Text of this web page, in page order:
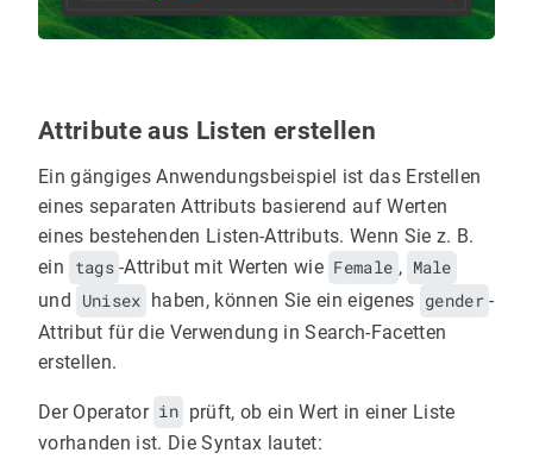
Attribute aus Listen erstellen
Ein gängiges Anwendungsbeispiel ist das Erstellen
eines separaten Attributs basierend auf Werten
eines bestehenden Listen-Attributs. Wenn Sie z. B.
ein tags -Attribut mit Werten wie Female , Male
und Unisex haben, können Sie ein eigenes gender -
Attribut für die Verwendung in Search-Facetten
erstellen.
Der Operator in prüft, ob ein Wert in einer Liste
vorhanden ist. Die Syntax lautet: